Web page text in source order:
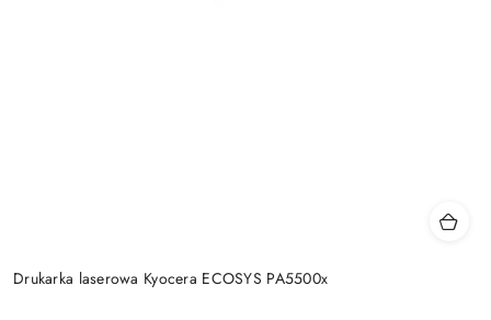
Drukarka laserowa Kyocera ECOSYS PA5500x